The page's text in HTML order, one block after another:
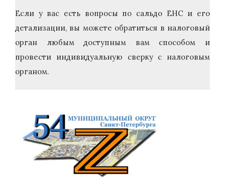
Если у вас есть вопросы по сальдо ЕНС и его
детализации, вы можете обратиться в налоговый
орган любым доступным вам способом и
провести индивидуальную сверку с налоговым
органом.